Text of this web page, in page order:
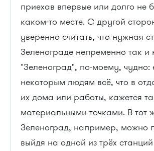
приехав впервые или долго не
каком-то месте. С другой
уверенно считать, что нужная
Зеленограде непременно так и
"Зеленоград", по-моему, чудно:
некоторым людям всё, что в
их дома или работы, кажется
материальными точками. В тот
Зеленоград, например, можно
выйдя на одной из трёх